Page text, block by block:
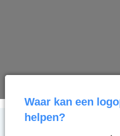
Waar kan een
helpen?